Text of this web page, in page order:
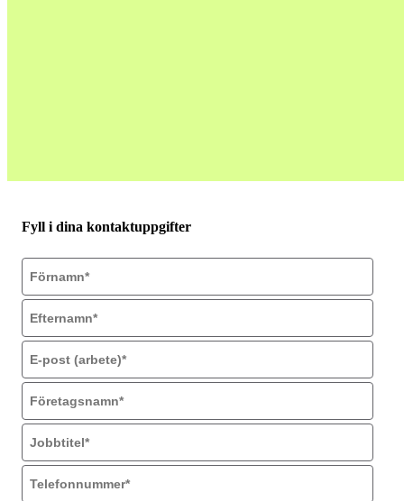
Fyll i dina kontaktuppgifter